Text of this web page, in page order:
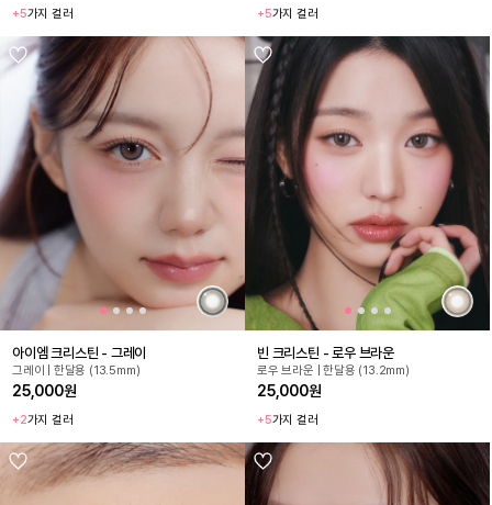
+5가지 컬러 +5가지 컬러
아이엠 크리스틴 - 그레이
그레이 | 한달용 (13.5mm)
25,000원
+2가지 컬러
빈 크리스틴 - 로우 브라운
로우 브라운 | 한달용 (13.2mm)
25,000원
+5가지 컬러